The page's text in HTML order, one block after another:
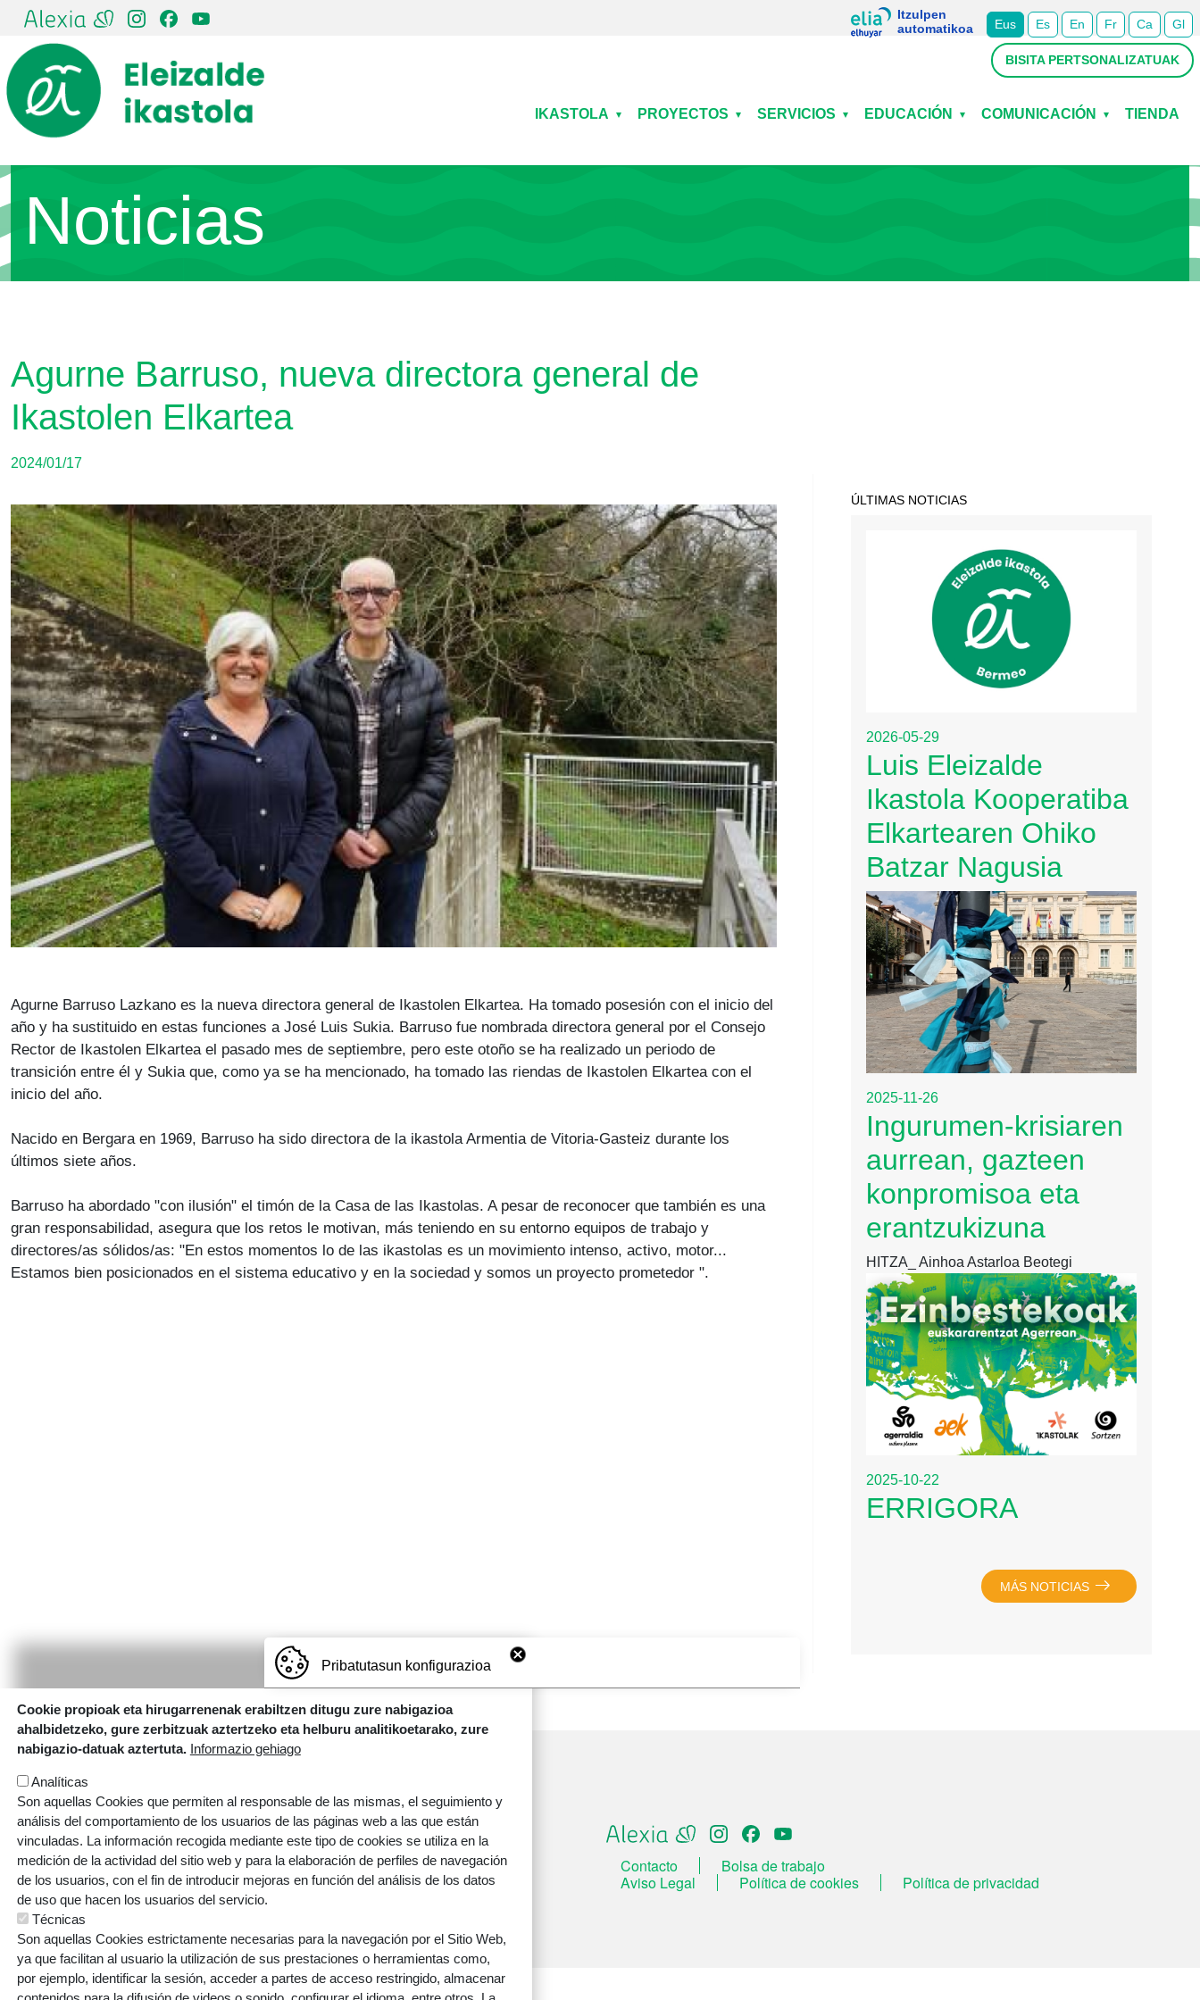
Pasar al contenido principal
Itzulpen
automatikoa
Eus Es En Fr Ca Gl
BISITA PERTSONALIZATUAK
Main navigation
IKASTOLA PROYECTOS SERVICIOS EDUCACIÓN COMUNICACIÓN TIENDA
Noticias
Agurne Barruso, nueva directora general de
Ikastolen Elkartea
2024/01/17
Irudia
Agurne Barruso Lazkano es la nueva directora general de Ikastolen Elkartea. Ha tomado posesión con el inicio del
año y ha sustituido en estas funciones a José Luis Sukia. Barruso fue nombrada directora general por el Consejo
Rector de Ikastolen Elkartea el pasado mes de septiembre, pero este otoño se ha realizado un periodo de
transición entre él y Sukia que, como ya se ha mencionado, ha tomado las riendas de Ikastolen Elkartea con el
inicio del año.
Nacido en Bergara en 1969, Barruso ha sido directora de la ikastola Armentia de Vitoria-Gasteiz durante los
últimos siete años.
Barruso ha abordado "con ilusión" el timón de la Casa de las Ikastolas. A pesar de reconocer que también es una
gran responsabilidad, asegura que los retos le motivan, más teniendo en su entorno equipos de trabajo y
directores/as sólidos/as: "En estos momentos lo de las ikastolas es un movimiento intenso, activo, motor...
Estamos bien posicionados en el sistema educativo y en la sociedad y somos un proyecto prometedor ".
ÚLTIMAS NOTICIAS
2026-05-29
Luis Eleizalde
Ikastola Kooperatiba
Elkartearen Ohiko
Batzar Nagusia
2025-11-26
Ingurumen-krisiaren
aurrean, gazteen
konpromisoa eta
erantzukizuna
HITZA_ Ainhoa Astarloa Beotegi
2025-10-22
ERRIGORA
MÁS NOTICIAS
Eleizalde Ikastola, Arene auzoa 6, 48370 Bermeo (Bizkaia)
946 18 75 93
ORRI-OINA
Contacto Bolsa de trabajo
TESTU-LEGALAK
Aviso Legal Política de cookies Política de privacidad
Pribatutasun konfigurazioa
Cookie propioak eta hirugarrenenak erabiltzen ditugu zure nabigazioa
ahalbidetzeko, gure zerbitzuak aztertzeko eta helburu analitikoetarako, zure
nabigazio-datuak aztertuta. Informazio gehiago
Analíticas
Son aquellas Cookies que permiten al responsable de las mismas, el seguimiento y
análisis del comportamiento de los usuarios de las páginas web a las que están
vinculadas. La información recogida mediante este tipo de cookies se utiliza en la
medición de la actividad del sitio web y para la elaboración de perfiles de navegación
de los usuarios, con el fin de introducir mejoras en función del análisis de los datos
de uso que hacen los usuarios del servicio.
Técnicas
Son aquellas Cookies estrictamente necesarias para la navegación por el Sitio Web,
ya que facilitan al usuario la utilización de sus prestaciones o herramientas como,
por ejemplo, identificar la sesión, acceder a partes de acceso restringido, almacenar